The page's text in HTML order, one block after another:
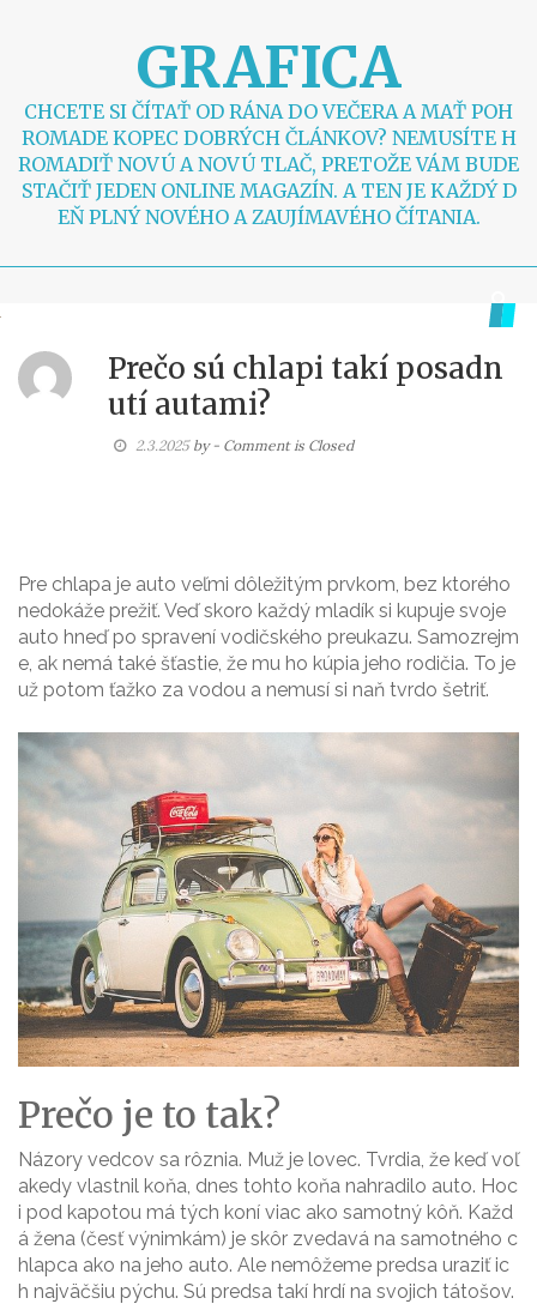
GRAFICA
CHCETE SI ČÍTAŤ OD RÁNA DO VEČERA A MAŤ POH
ROMADE KOPEC DOBRÝCH ČLÁNKOV? NEMUSÍTE H
ROMADIŤ NOVÚ A NOVÚ TLAČ, PRETOŽE VÁM BUDE
STAČIŤ JEDEN ONLINE MAGAZÍN. A TEN JE KAŽDÝ D
EŇ PLNÝ NOVÉHO A ZAUJÍMAVÉHO ČÍTANIA.
Prečo sú chlapi takí posadn
utí autami?
2.3.2025by- Comment is Closed
Pre chlapa je auto veľmi dôležitým prvkom, bez ktorého
nedokáže prežiť. Veď skoro každý mladík si kupuje svoje
auto hneď po spravení vodičského preukazu. Samozrejm
e, ak nemá také šťastie, že mu ho kúpia jeho rodičia. To je
už potom ťažko za vodou a nemusí si naň tvrdo šetriť.
Prečo je to tak?
Názory vedcov sa rôznia. Muž je lovec. Tvrdia, že keď voľ
akedy vlastnil koňa, dnes tohto koňa nahradilo auto. Hoc
i pod kapotou má tých koní viac ako samotný kôň. Každ
á žena (česť výnimkám) je skôr zvedavá na samotného c
hlapca ako na jeho auto. Ale nemôžeme predsa uraziť ic
h najväčšiu pýchu. Sú predsa takí hrdí na svojich tátošov.